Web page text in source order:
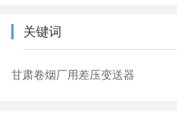
关键词
甘肃卷烟厂用差压变送器